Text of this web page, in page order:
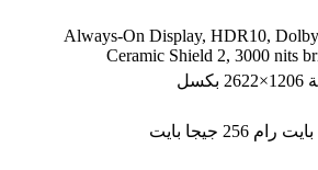
Always-On Display, HDR10,
Ceramic Shield 2, 3000 nits